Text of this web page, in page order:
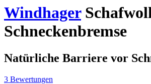
Windhager
Schneckenbremse
Natürliche Barriere vor
3 Bewertungen